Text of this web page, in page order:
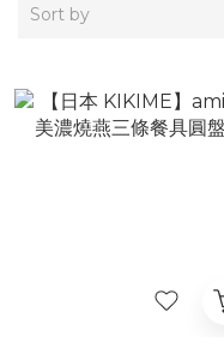
Sort by